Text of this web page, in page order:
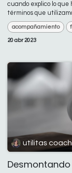
cuando explico lo
términos que
acompañamiento
20 abr 2023
utilitas